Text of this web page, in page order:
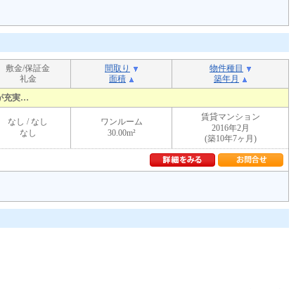
敷金/保証金
礼金
間取り
面積
物件種目
築年月
充実…
なし / なし
なし
ワンルーム
30.00m²
賃貸マンション
2016年2月
(築10年7ヶ月)